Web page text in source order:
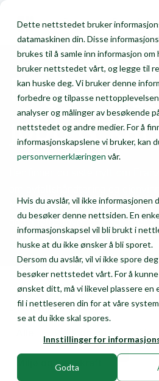
Dette nettstedet bruker
datamaskinen din. Disse
brukes til å samle inn informasjon om
bruker nettstedet vårt, og legge til
kan huske deg. Vi bruker denne
forbedre og tilpasse
analyser og målinger av besøkende
nettstedet og andre medier. For å
informasjonskapslene vi bruker, kan
personvernerklæringen vår.
Hvis du avslår, vil ikke informasjonen
du besøker denne nettsiden. En
informasjonskapsel vil bli brukt i
huske at du ikke ønsker å bli sporet.
Dersom du avslår, vil vi ikke spore
besøker nettstedet vårt. For å
ønsket ditt, må vi likevel plassere en
fil i nettleseren din for at våre
se at du ikke skal spores.
Innstillinger for
Godta
Privat Bedrift
jobb &
Her finner du siste nytt om
om avfallshåndtering og
Målet er å besvare spørsmål,
deg å følge lover og regler for
Dette skriver vi om
Miljø og bærekraft